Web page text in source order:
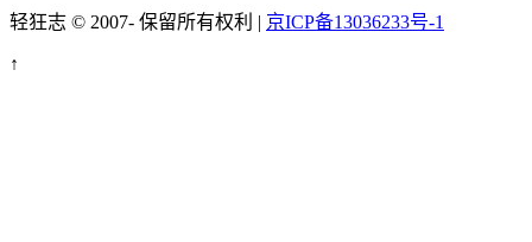
轻狂志 © 2007- 保留所有权利 | 京ICP备13036233号-1
↑